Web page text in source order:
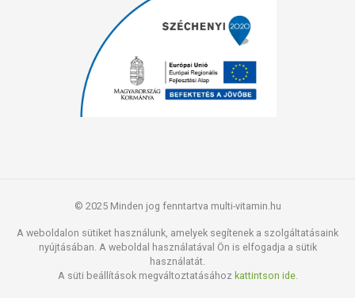
© 2025 Minden jog fenntartva multi-vitamin.hu
A weboldalon sütiket használunk, amelyek segítenek a szolgáltatásaink
nyújtásában. A weboldal használatával Ön is elfogadja a sütik
használatát.
A süti beállítások megváltoztatásához kattintson ide.